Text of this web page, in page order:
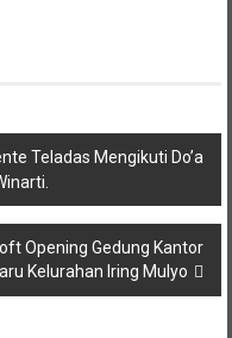
Teladas Mengikuti Do’a
Opening Gedung Kantor
Kelurahan Iring Mulyo